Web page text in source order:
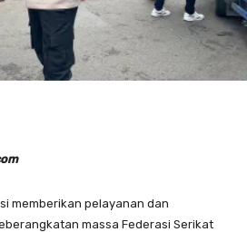
memberikan pelayanan dan
massa Federasi Serikat